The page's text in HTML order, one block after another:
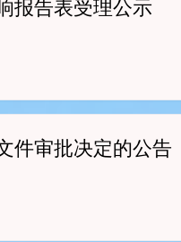
报告表受理公示
件审批决定的公告